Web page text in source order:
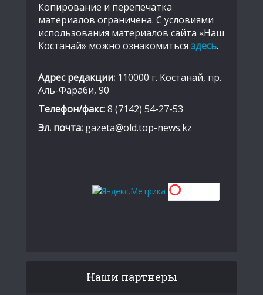
Копирование и перепечатка
материалов ограничена. С условиями
использования материалов сайта «Наш
Костанай» можно ознакомиться здесь.
Адрес редакции: 110000 г. Костанай, пр.
Аль-Фараби, 90
Телефон/факс:8 (7142) 54-27-53
Эл. почта: gazeta@old.top-news.kz
Наши партнеры